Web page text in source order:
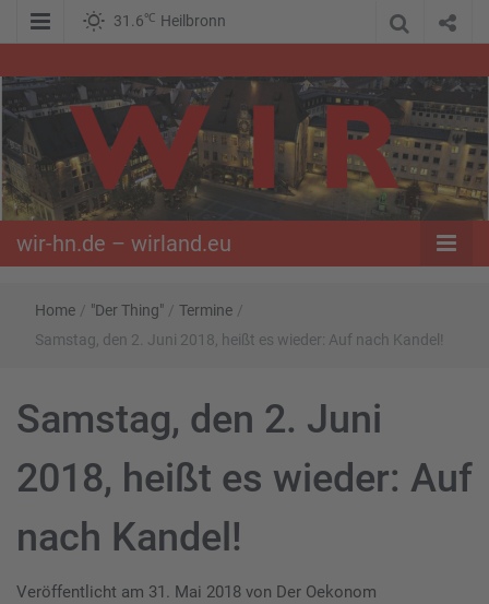
31.6℃ Heilbronn
wir-hn.de –
wirland.eu
wir-hn.de – wirland.eu
Home / "Der Thing" / Termine /
Samstag, den 2. Juni 2018, heißt es wieder: Auf nach Kandel!
Samstag, den 2. Juni
2018, heißt es wieder: Auf
nach Kandel!
Veröffentlicht am 31. Mai 2018 von Der Oekonom